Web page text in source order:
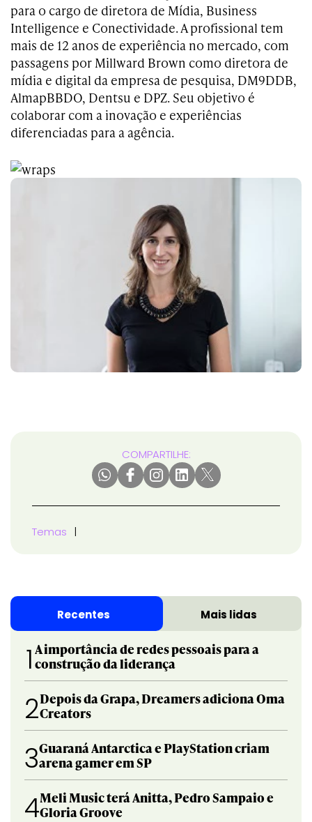
para o cargo de diretora de Mídia, Business
Intelligence e Conectividade. A profissional tem
mais de 12 anos de experiência no mercado, com
passagens por Millward Brown como diretora de
mídia e digital da empresa de pesquisa, DM9DDB,
AlmapBBDO, Dentsu e DPZ. Seu objetivo é
colaborar com a inovação e experiências
diferenciadas para a agência.
COMPARTILHE:
Temas
Recentes Mais lidas
1 A importância de redes pessoais para a
construção da liderança
2Depois da Grapa, Dreamers adiciona Oma
Creators
3Guaraná Antarctica e PlayStation criam
arena gamer em SP
4Meli Music terá Anitta, Pedro Sampaio e
Gloria Groove